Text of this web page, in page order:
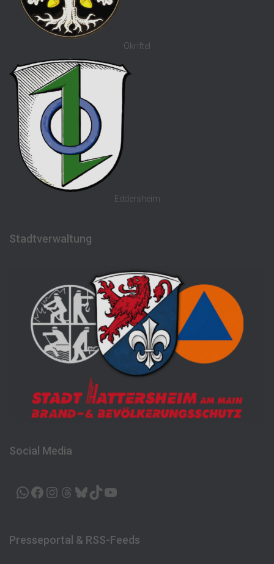
Okriftel
Eddersheim
Stadtverwaltung
Social Media
WHATSAPP FACEBOOK INSTAGRAM THREADS BLUESKY TIKTOK
Presseportal & RSS-Feeds